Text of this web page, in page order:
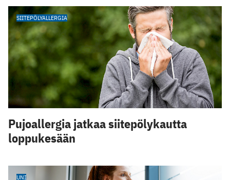
SIITEPÖLYALLERGIA
Pujoallergia jatkaa siitepölykautta
loppukesään
UNI